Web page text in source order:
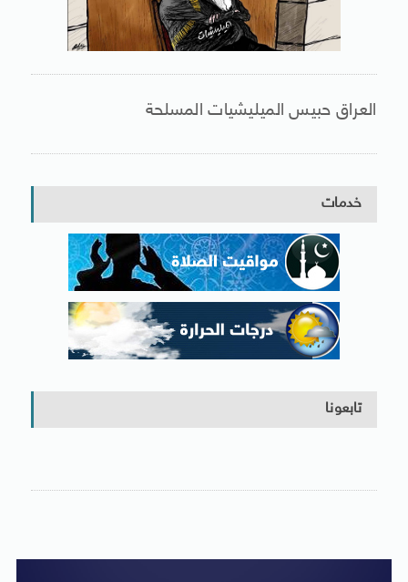
العراق حبيس الميليشيات المسلحة
خدمات
تابعونا